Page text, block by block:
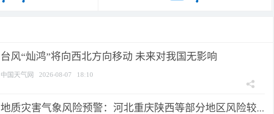
台风“灿鸿”将向西北方向移动 未来对我国无影响
中国天气网 2026-08-07 18:10
地质灾害气象风险预警：河北重庆陕西等部分地区风险较...